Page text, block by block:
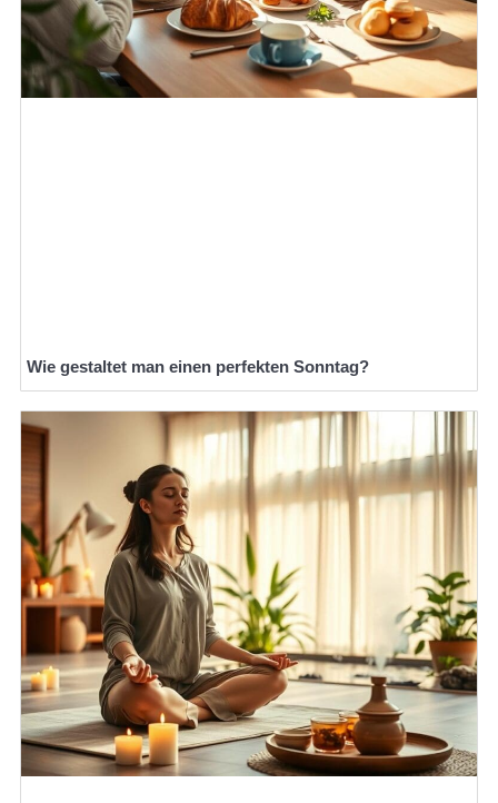
Wie gestaltet man einen perfekten Sonntag?